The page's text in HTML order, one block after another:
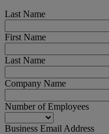
Last Name
First Name
Last Name
Company Name
Number of Employees
Business Email Address